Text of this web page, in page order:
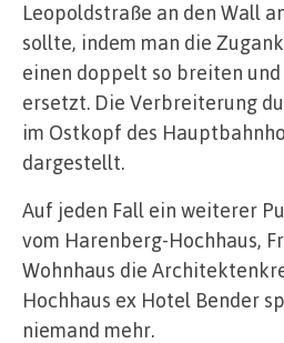
Leopoldstraße an den Wall
sollte, indem man die
einen doppelt so breiten
ersetzt. Die Verbreiterung
im Ostkopf des
dargestellt.
Auf jeden Fall ein weiterer
vom Harenberg-Hochhaus,
Wohnhaus die
Hochhaus ex Hotel Bender
niemand mehr.